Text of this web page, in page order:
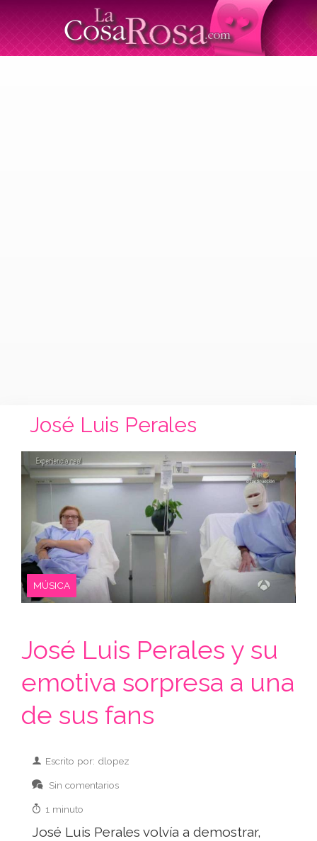
José Luis Perales
MÚSICA
José Luis Perales y su
emotiva sorpresa a una
de sus fans
Escrito por: dlopez
Sin comentarios
1 minuto
José Luis Perales volvía a demostrar,